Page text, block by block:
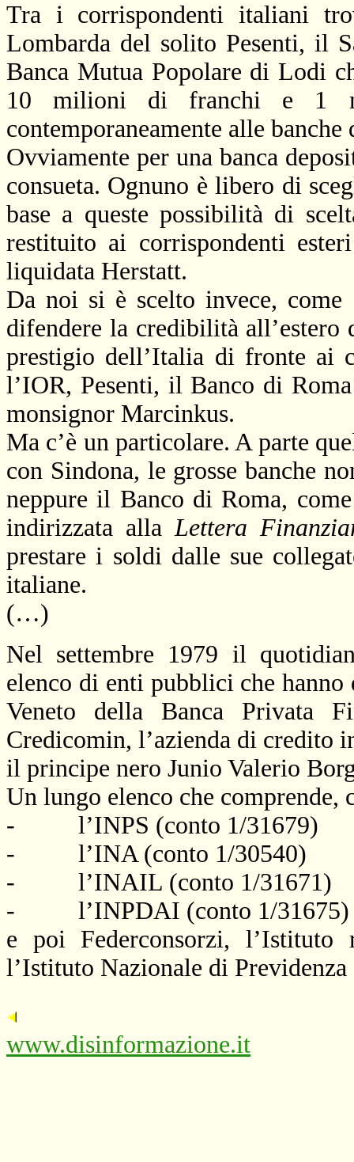
Tra i corrispondenti italiani
Lombarda del solito Pesenti, il
Banca Mutua Popolare di Lodi
10 milioni di franchi e 1
contemporaneamente alle banche
Ovviamente per una banca
consueta. Ognuno è libero di
base a queste possibilità di
restituito ai corrispondenti
liquidata Herstatt.
Da noi si è scelto invece,
difendere la credibilità all’estero
prestigio dell’Italia di fronte ai
l’IOR, Pesenti, il Banco di
monsignor Marcinkus.
Ma c’è un particolare. A parte
con Sindona, le grosse banche
neppure il Banco di Roma,
indirizzata allaLettera
prestare i soldi dalle sue
italiane.
(…)
Nel settembre 1979 il
elenco di enti pubblici che
Veneto della Banca Privata
Credicomin, l’azienda di credito
il principe nero Junio Valerio
Un lungo elenco che
-
l’INPS (conto 1/31679)
-
l’INA (conto 1/30540)
-
l’INAIL (conto 1/31671)
-
l’INPDAI (conto 1/31675)
e poi Federconsorzi, l’Istituto
l’Istituto Nazionale di
www.disinformazione.it